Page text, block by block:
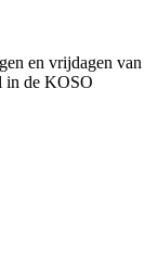
en vrijdagen van
in de KOSO